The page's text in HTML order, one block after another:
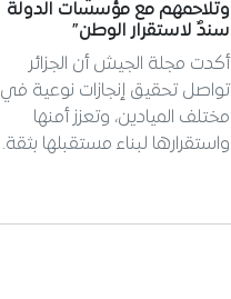
وتلاحمهم مع مؤسسات الدولة
سندٌ لاستقرار الوطن”
أكدت مجلة الجيش أن الجزائر
تواصل تحقيق إنجازات نوعية في
مختلف الميادين، وتعزز أمنها
واستقرارها لبناء مستقبلها بثقة.